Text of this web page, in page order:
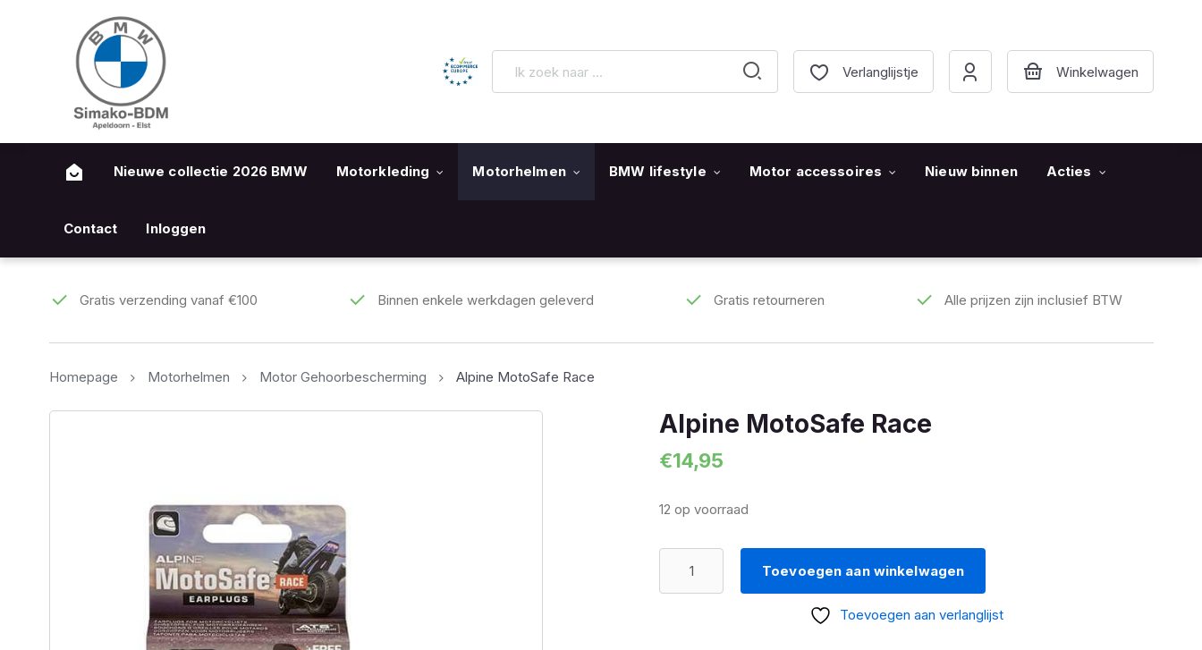
Verlanglijstje
Nieuwe collectie 2026 BMW Motorkleding Motorhelmen BMW lifestyle Motor accessoires Nieuw binnen Acties
Contact Inloggen
Gratis verzending vanaf €100 Binnen enkele werkdagen geleverd Gratis retourneren Alle prijzen zijn inclusief BTW
Homepage Motorhelmen Motor Gehoorbescherming Alpine MotoSafe Race
Alpine MotoSafe Race
€14,95
12 op voorraad
Toevoegen aan winkelwagen
Toevoegen aan verlanglijst